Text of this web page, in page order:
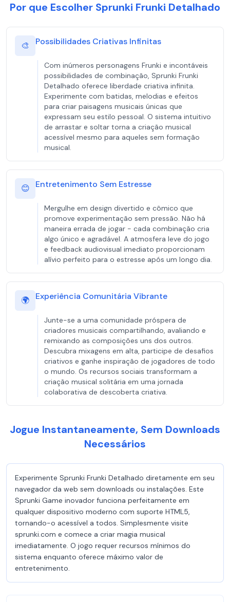
Por que Escolher Sprunki Frunki Detalhado
🎨 Possibilidades Criativas Infinitas
Com inúmeros personagens Frunki e incontáveis
possibilidades de combinação, Sprunki Frunki
Detalhado oferece liberdade criativa infinita.
Experimente com batidas, melodias e efeitos
para criar paisagens musicais únicas que
expressam seu estilo pessoal. O sistema intuitivo
de arrastar e soltar torna a criação musical
acessível mesmo para aqueles sem formação
musical.
😊 Entretenimento Sem Estresse
Mergulhe em design divertido e cômico que
promove experimentação sem pressão. Não há
maneira errada de jogar - cada combinação cria
algo único e agradável. A atmosfera leve do jogo
e feedback audiovisual imediato proporcionam
alívio perfeito para o estresse após um longo dia.
🌍 Experiência Comunitária Vibrante
Junte-se a uma comunidade próspera de
criadores musicais compartilhando, avaliando e
remixando as composições uns dos outros.
Descubra mixagens em alta, participe de desafios
criativos e ganhe inspiração de jogadores de todo
o mundo. Os recursos sociais transformam a
criação musical solitária em uma jornada
colaborativa de descoberta criativa.
Jogue Instantaneamente, Sem Downloads
Necessários
Experimente Sprunki Frunki Detalhado diretamente em seu
navegador da web sem downloads ou instalações. Este
Sprunki Game inovador funciona perfeitamente em
qualquer dispositivo moderno com suporte HTML5,
tornando-o acessível a todos. Simplesmente visite
sprunki.com e comece a criar magia musical
imediatamente. O jogo requer recursos mínimos do
sistema enquanto oferece máximo valor de
entretenimento.